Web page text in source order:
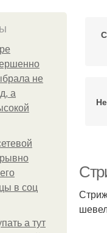
не
а
в соц
а тут